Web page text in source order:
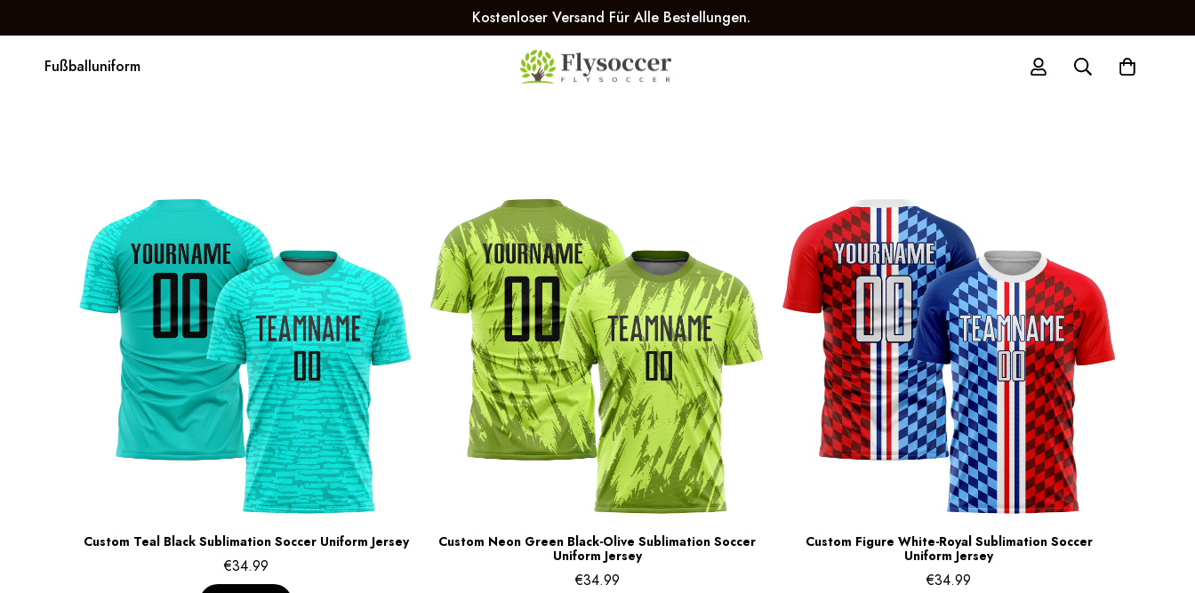
Kostenloser Versand Für Alle Bestellungen.
Fußballuniform
Custom Teal Black Sublimation Soccer Uniform Jersey
€34.99
Custom Neon Green Black-Olive Sublimation Soccer
Uniform Jersey
€34.99
Custom Figure White-Royal Sublimation Soccer
Uniform Jersey
€34.99